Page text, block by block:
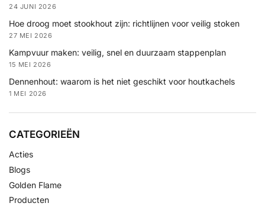
24 JUNI 2026
Hoe droog moet stookhout zijn: richtlijnen voor veilig stoken
27 MEI 2026
Kampvuur maken: veilig, snel en duurzaam stappenplan
15 MEI 2026
Dennenhout: waarom is het niet geschikt voor houtkachels
1 MEI 2026
CATEGORIEËN
Acties
Blogs
Golden Flame
Producten